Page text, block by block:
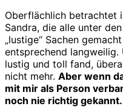
Oberflächlich betrachtet
Sandra, die alle unter
„lustige“ Sachen
entsprechend langweilig.
lustig und toll fand,
nicht mehr. Aber wenn
mit mir als Person
noch nie richtig gekannt.